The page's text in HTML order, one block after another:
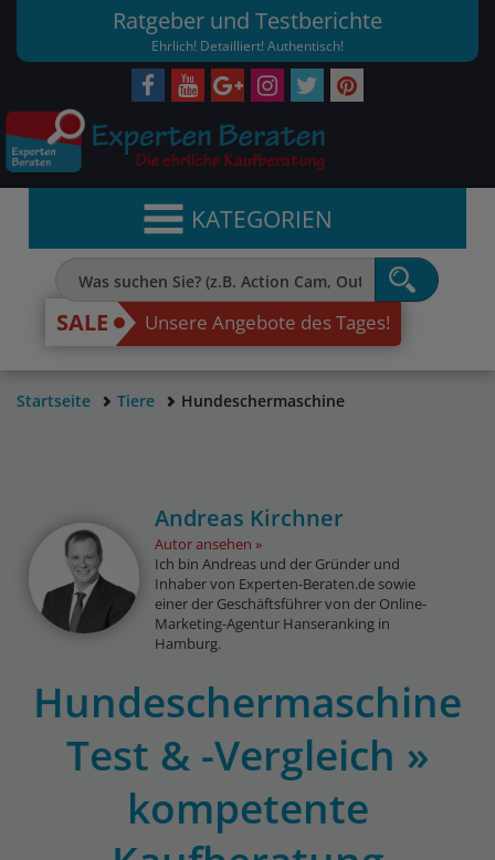
Ratgeber und Testberichte
Ehrlich! Detailliert! Authentisch!
KATEGORIEN
SALE Unsere Angebote des Tages!
Startseite Tiere Hundeschermaschine
Andreas Kirchner
Autor ansehen
Ich bin Andreas und der Gründer und
Inhaber von Experten-Beraten.de sowie
einer der Geschäftsführer von der Online-
Marketing-Agentur Hanseranking in
Hamburg.
Hundeschermaschine
Test & -Vergleich »
kompetente